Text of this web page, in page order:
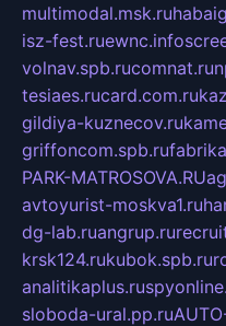
multimodal.msk.ru
isz-fest.ruewnc.info
volnav.spb.rucomnat.ru
tesiaes.rucard.com.ru
gildiya-kuznecov.ru
griffoncom.spb.ru
PARK-MATROSOVA.RU
avtoyurist-moskva1.ru
dg-lab.ruangrup.ru
krsk124.rukubok.spb.ru
analitikaplus.ru
sloboda-ural.pp.ru